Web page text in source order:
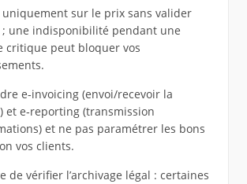
uniquement sur le prix sans valider
; une indisponibilité pendant une
critique peut bloquer vos
e‑invoicing (envoi/recevoir la
et e‑reporting (transmission
et ne pas paramétrer les bons
vos clients.
de vérifier l’archivage légal : certaines